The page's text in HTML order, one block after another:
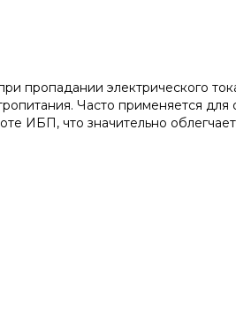
пропадании электрического
Часто применяется для
ИБП, что значительно